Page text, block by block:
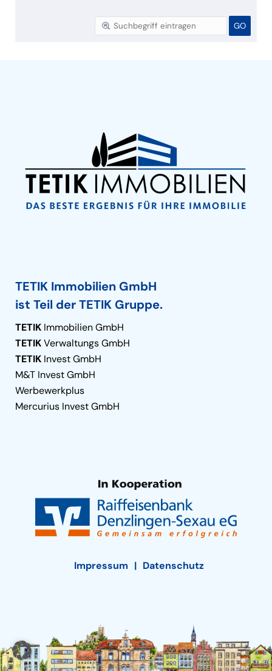
TETIK Immobilien GmbH
ist Teil der TETIK Gruppe.
TETIK Immobilien GmbH
TETIKVerwaltungs GmbH
TETIK Invest GmbH
M&T Invest GmbH
Werbewerkplus
Mercurius Invest GmbH
Impressum Datenschutz